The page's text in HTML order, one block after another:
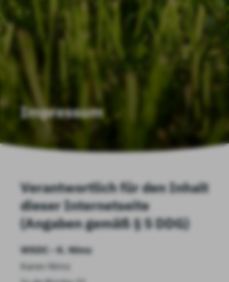
Impressum
Verantwortlich für den Inhalt
dieser Internetseite
(Angaben gemäß § 5 DDG)
WSDC - K. Nimz
Karen Nimz